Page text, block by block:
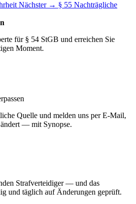
Nächster → § 55 Nachträgliche
für § 54 StGB und erreichen Sie
Moment.
Quelle und melden uns per E-Mail,
— mit Synopse.
Strafverteidiger — und das
und täglich auf Änderungen geprüft.